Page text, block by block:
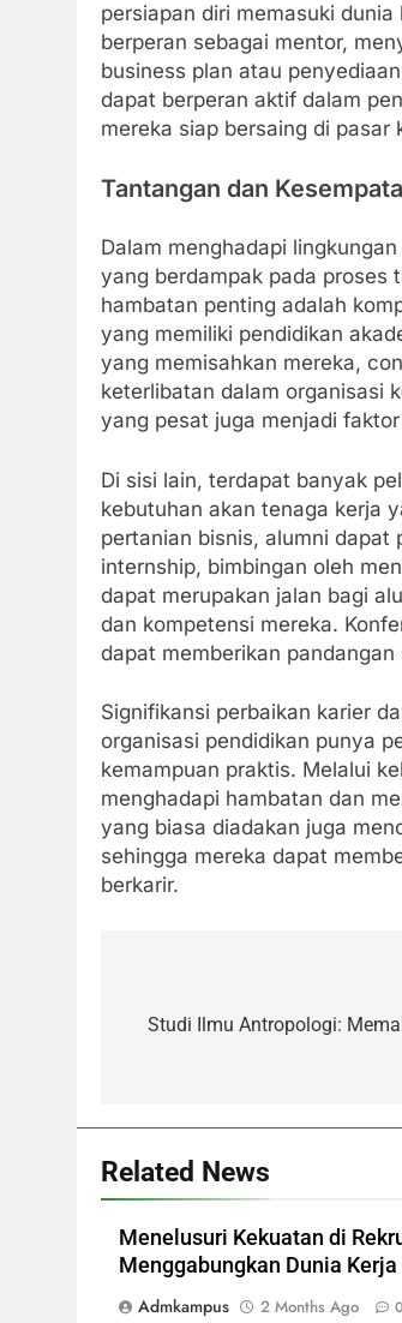
persiapan diri memasuki dunia
berperan sebagai mentor,
business plan atau
dapat berperan aktif dalam
mereka siap bersaing di pasar
Tantangan dan
Dalam menghadapi
yang berdampak pada proses
hambatan penting adalah
yang memiliki pendidikan
yang memisahkan mereka,
keterlibatan dalam organisasi
yang pesat juga menjadi
Di sisi lain, terdapat banyak
kebutuhan akan tenaga kerja
pertanian bisnis, alumni dapat
internship, bimbingan oleh
dapat merupakan jalan bagi
dan kompetensi mereka.
dapat memberikan
Signifikansi perbaikan karier
organisasi pendidikan punya
kemampuan praktis. Melalui
menghadapi hambatan dan
yang biasa diadakan juga
sehingga mereka dapat
berkarir.
navigation
Studi Ilmu Antropologi:
Related News
Menelusuri Kekuatan di
Menggabungkan Dunia
Admkampus
2 Months Ago 0